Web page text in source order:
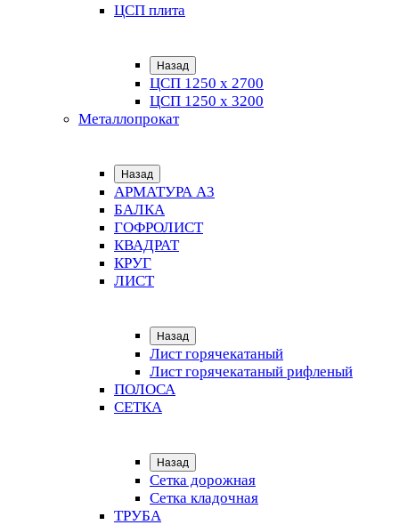
ЦСП плита
Назад
ЦСП 1250 х 2700
ЦСП 1250 х 3200
Металлопрокат
Назад
АРМАТУРА А3
БАЛКА
ГОФРОЛИСТ
КВАДРАТ
КРУГ
ЛИСТ
Назад
Лист горячекатаный
Лист горячекатаный рифленый
ПОЛОСА
СЕТКА
Назад
Сетка дорожная
Сетка кладочная
ТРУБА